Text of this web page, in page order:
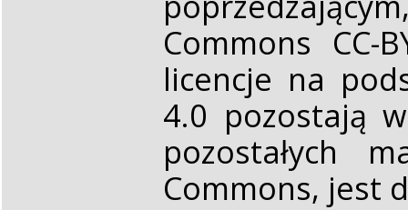
Commons CC-
licencje na
4.0 pozostają
pozostałych
Commons, jest